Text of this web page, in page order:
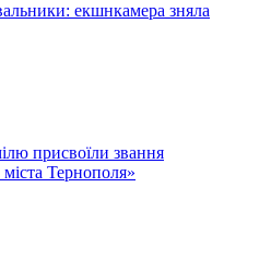
екшнкамера зняла
присвоїли звання
Тернополя»